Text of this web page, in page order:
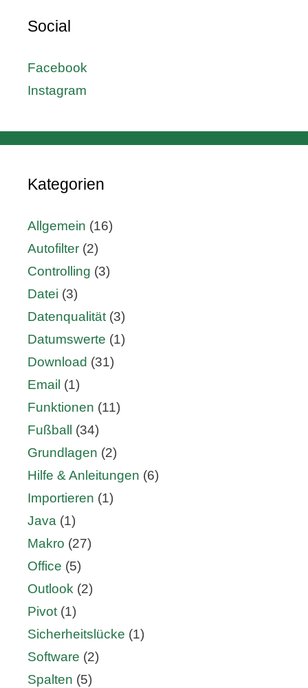
Social
Facebook
Instagram
Kategorien
Allgemein (16)
Autofilter (2)
Controlling (3)
Datei (3)
Datenqualität (3)
Datumswerte (1)
Download (31)
Email (1)
Funktionen (11)
Fußball
(34)
Grundlagen (2)
Hilfe & Anleitungen (6)
Importieren (1)
Java (1)
Makro (27)
Office (5)
Outlook (2)
Pivot (1)
Sicherheitslücke (1)
Software (2)
Spalten (5)